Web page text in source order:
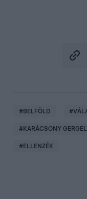
#BELFÖLD #
#KARÁCSONY
#ELLENZÉK